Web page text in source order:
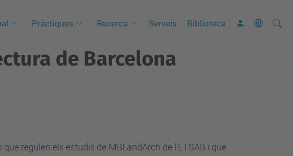
Pràctiques Recerca Serveis Biblioteca Cerca
C
de Barcelona
regulen els estudis de MBLandArch de l'ETSAB i que